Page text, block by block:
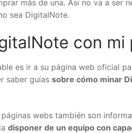
más de una. Así no va a ser
sea DigitalNote.
con mi
es ir a su página web oficial
saber guíassobre cómo minar
webs también son
disponer de un equipo con
👇Get 10€ when